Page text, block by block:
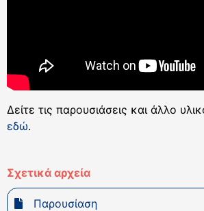
Δείτε τις παρουσιάσεις και άλλο
εδώ.
Σχετικά αρχεία
Παρουσίαση